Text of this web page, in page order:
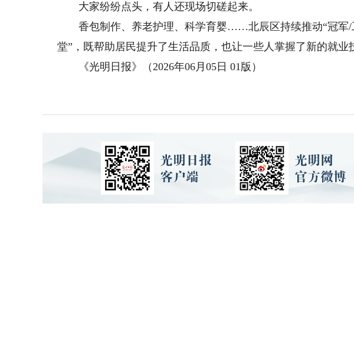
大家纷纷点头，有人还现场切磋起来。
香包制作、养老护理、科学育婴……北辰区持续推动“冠军/
堂”，既帮助居民提升了生活品质，也让一些人掌握了新的就业
《光明日报》（2026年06月05日 01版）